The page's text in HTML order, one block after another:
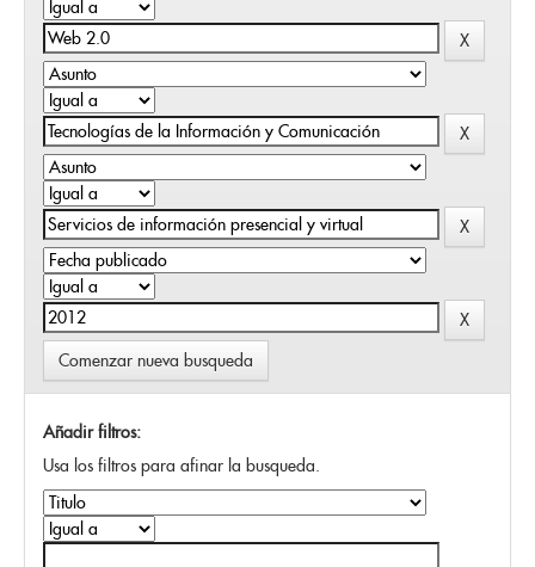
Comenzar nueva busqueda
Añadir filtros:
Usa los filtros para afinar la busqueda.